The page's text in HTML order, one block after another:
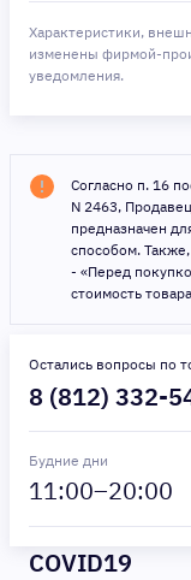
Характеристики,
изменены фирмой-
уведомления.
Согласно п. 16
N 2463,
предназначен
способом.
- «Перед
стоимость
Остались вопросы по
8 (812) 332-
Будние дни
11:00–20:00
COVID19